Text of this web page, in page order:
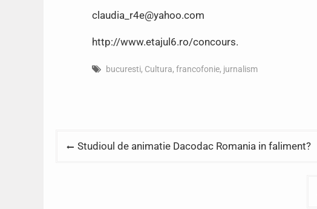
claudia_r4e@yahoo.com
http://www.etajul6.ro/concours.
bucuresti, Cultura, francofonie, jurnalism
PostStudioul de animatie Dacodac Romania in faliment?